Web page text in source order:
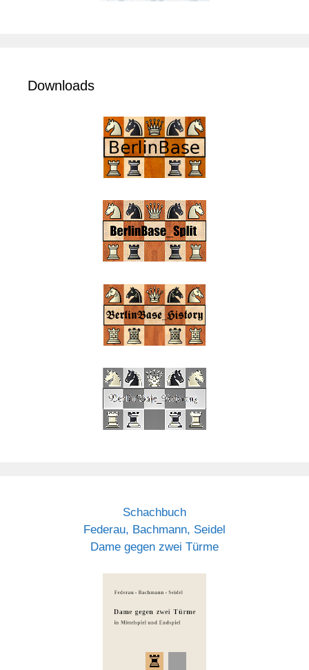
Downloads
Schachbuch
Federau, Bachmann, Seidel
Dame gegen zwei Türme